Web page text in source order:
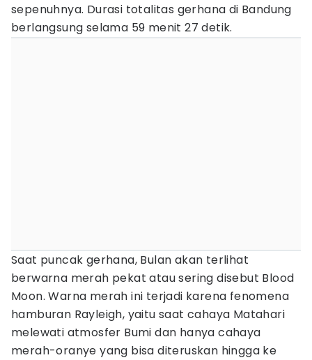
sepenuhnya. Durasi totalitas gerhana di Bandung
berlangsung selama 59 menit 27 detik.
Saat puncak gerhana, Bulan akan terlihat
berwarna merah pekat atau sering disebut Blood
Moon. Warna merah ini terjadi karena fenomena
hamburan Rayleigh, yaitu saat cahaya Matahari
melewati atmosfer Bumi dan hanya cahaya
merah-oranye yang bisa diteruskan hingga ke